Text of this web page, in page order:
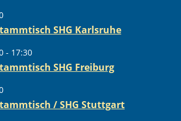
SHG Karlsruhe
- 17:30
SHG Freiburg
/ SHG Stuttgart